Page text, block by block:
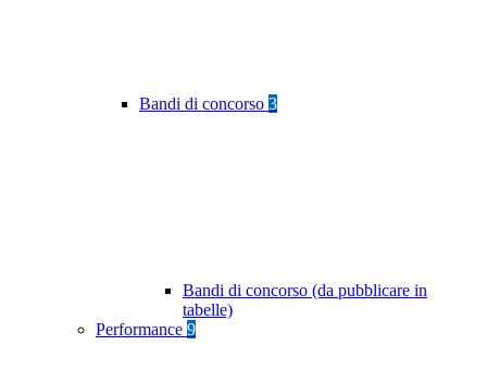
Bandi di concorso 3
Bandi di concorso (da pubblicare in
tabelle)
Performance 9